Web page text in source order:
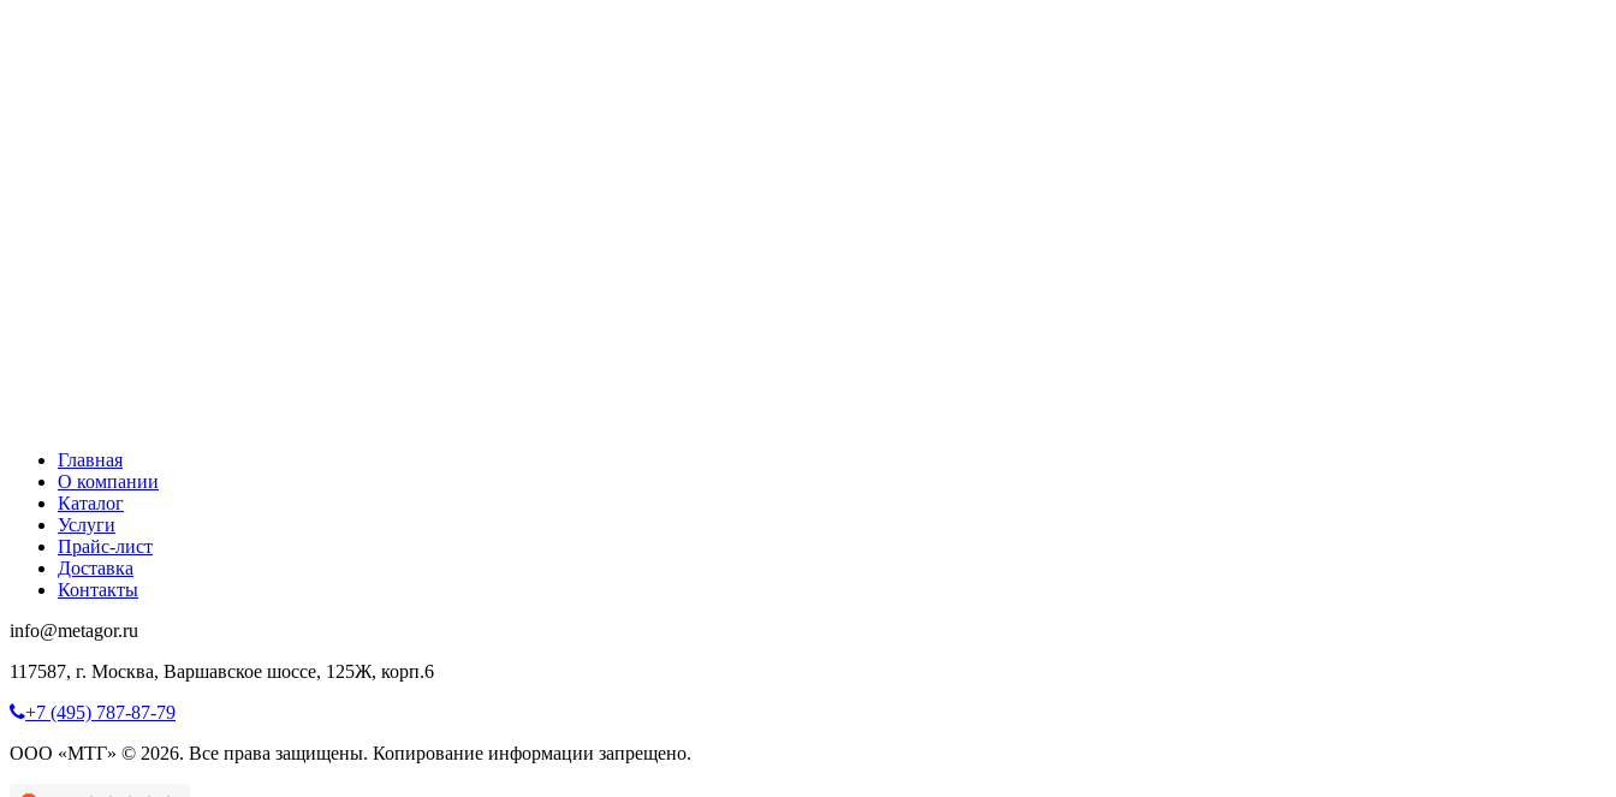
Главная
О компании
Каталог
Услуги
Прайс-лист
Доставка
Контакты
info@metagor.ru
117587, г. Москва, Варшавское шоссе, 125Ж, корп.6
+7 (495) 787-87-79
ООО «МТГ» © 2026. Все права защищены. Копирование информации запрещено.